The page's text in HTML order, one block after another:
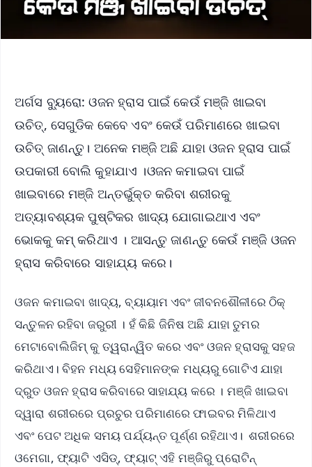
ଅର୍ଗସ ବ୍ୟୁରୋ: ଓଜନ ହ୍ରାସ ପାଇଁ କେଉଁ ମଞ୍ଜି ଖାଇବା
ଉଚିତ୍, ସେଗୁଡିକ କେବେ ଏବଂ କେଉଁ ପରିମାଣରେ ଖାଇବା
ଉଚିତ୍ ଜାଣନ୍ତୁ। ଅନେକ ମଞ୍ଜି ଅଛି ଯାହା ଓଜନ ହ୍ରାସ ପାଇଁ
ଉପକାରୀ ବୋଲି କୁହାଯାଏ ।ଓଜନ କମାଇବା ପାଇଁ
ଖାଇବାରେ ମଞ୍ଜି ଅନ୍ତର୍ଭୁକ୍ତ କରିବା ଶରୀରକୁ
ଅତ୍ୟାବଶ୍ୟକ ପୁଷ୍ଟିକର ଖାଦ୍ୟ ଯୋଗାଇଥାଏ ଏବଂ
ଭୋକକୁ କମ୍ କରିଥାଏ । ଆସନ୍ତୁ ଜାଣନ୍ତୁ କେଉଁ ମଞ୍ଜି ଓଜନ
ହ୍ରାସ କରିବାରେ ସାହାଯ୍ୟ କରେ।
ଓଜନ କମାଇବା ଖାଦ୍ୟ, ବ୍ୟାୟାମ ଏବଂ ଜୀବନଶୌଳୀରେ ଠିକ୍
ସନ୍ତୁଳନ ରହିବା ଜରୁରୀ । ହଁ କିଛି ଜିନିଷ ଅଛି ଯାହା ତୁମର
ମେଟାବୋଲିଜିମ୍ କୁ ତ୍ୱରାନ୍ୱିତ କରେ ଏବଂ ଓଜନ ହ୍ରାସକୁ ସହଜ
କରିଥାଏ। ବିହନ ମଧ୍ୟ ସେହିମାନଙ୍କ ମଧ୍ୟରୁ ଗୋଟିଏ ଯାହା
ଦ୍ରୁତ ଓଜନ ହ୍ରାସ କରିବାରେ ସାହାଯ୍ୟ କରେ । ମଞ୍ଜି ଖାଇବା
ଦ୍ୱାରା ଶରୀରରେ ପ୍ରଚୁର ପରିମାଣରେ ଫାଇବର ମିଳିଥାଏ
ଏବଂ ପେଟ ଅଧିକ ସମୟ ପର୍ଯ୍ୟନ୍ତ ପୂର୍ଣ୍ଣ ରହିଥାଏ। ଶରୀରରେ
ଓମେଗା, ଫ୍ୟାଟି ଏସିଡ୍, ଫ୍ୟାଟ୍ ଏହି ମଞ୍ଜିରୁ ପ୍ରୋଟିନ୍